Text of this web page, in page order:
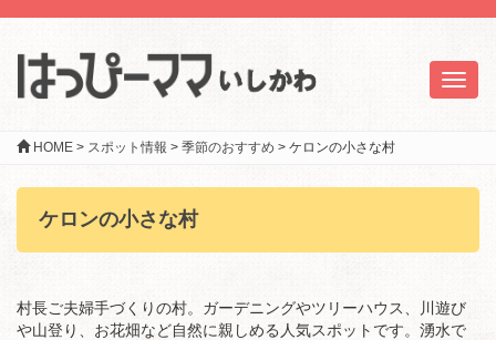
HOME > スポット情報 > 季節のおすすめ > ケロンの小さな村
ケロンの小さな村
村長ご夫婦手づくりの村。ガーデニングやツリーハウス、川遊び
や山登り、お花畑など自然に親しめる人気スポットです。湧水で